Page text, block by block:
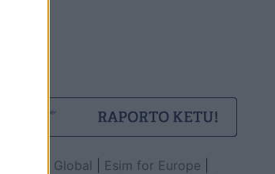
Esim for Global Esim for Europe